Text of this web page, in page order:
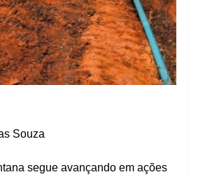
Souza
segue avançando em ações